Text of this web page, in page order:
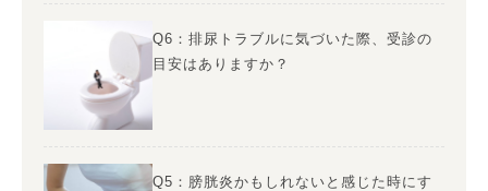
Q6：排尿トラブルに気づいた際、受診の
目安はありますか？
Q5：膀胱炎かもしれないと感じた時にす